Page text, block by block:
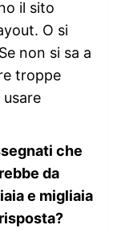
il sito
O si
non si sa a
troppe
che
da
e migliaia